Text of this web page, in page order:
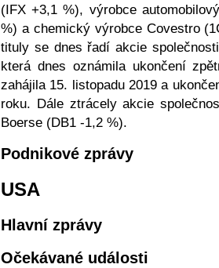
(IFX +3,1 %), výrobce
%) a chemický výrobce Covestro
tituly se dnes řadí akcie
která dnes oznámila ukončení
zahájila 15. listopadu 2019 a
roku. Dále ztrácely akcie
Boerse (DB1 -1,2 %).
Podnikové zprávy
USA
Hlavní zprávy
Očekávané události